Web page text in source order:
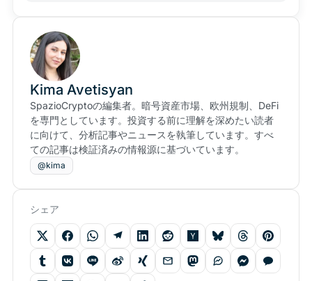
Kima Avetisyan
SpazioCryptoの編集者。暗号資産市場、欧州規制、DeFi
を専門としています。投資する前に理解を深めたい読者
に向けて、分析記事やニュースを執筆しています。すべ
ての記事は検証済みの情報源に基づいています。
@kima
シェア